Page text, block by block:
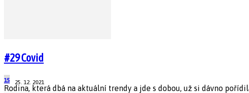
#29 Covid
25. 12. 2021
15
Rodina, která dbá na aktuální trendy a jde s dobou, už si dávno